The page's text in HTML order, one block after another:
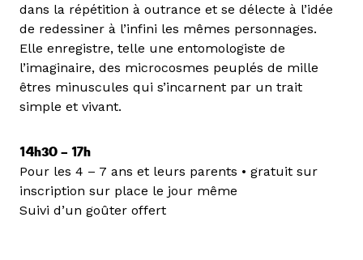
dans la répétition à outrance et se délecte à l’idée
de redessiner à l’infini les mêmes personnages.
Elle enregistre, telle une entomologiste de
l’imaginaire, des microcosmes peuplés de mille
êtres minuscules qui s’incarnent par un trait
simple et vivant.
14h30 – 17h
Pour les 4 – 7 ans et leurs parents • gratuit sur
inscription sur place le jour même
Suivi d’un goûter offert